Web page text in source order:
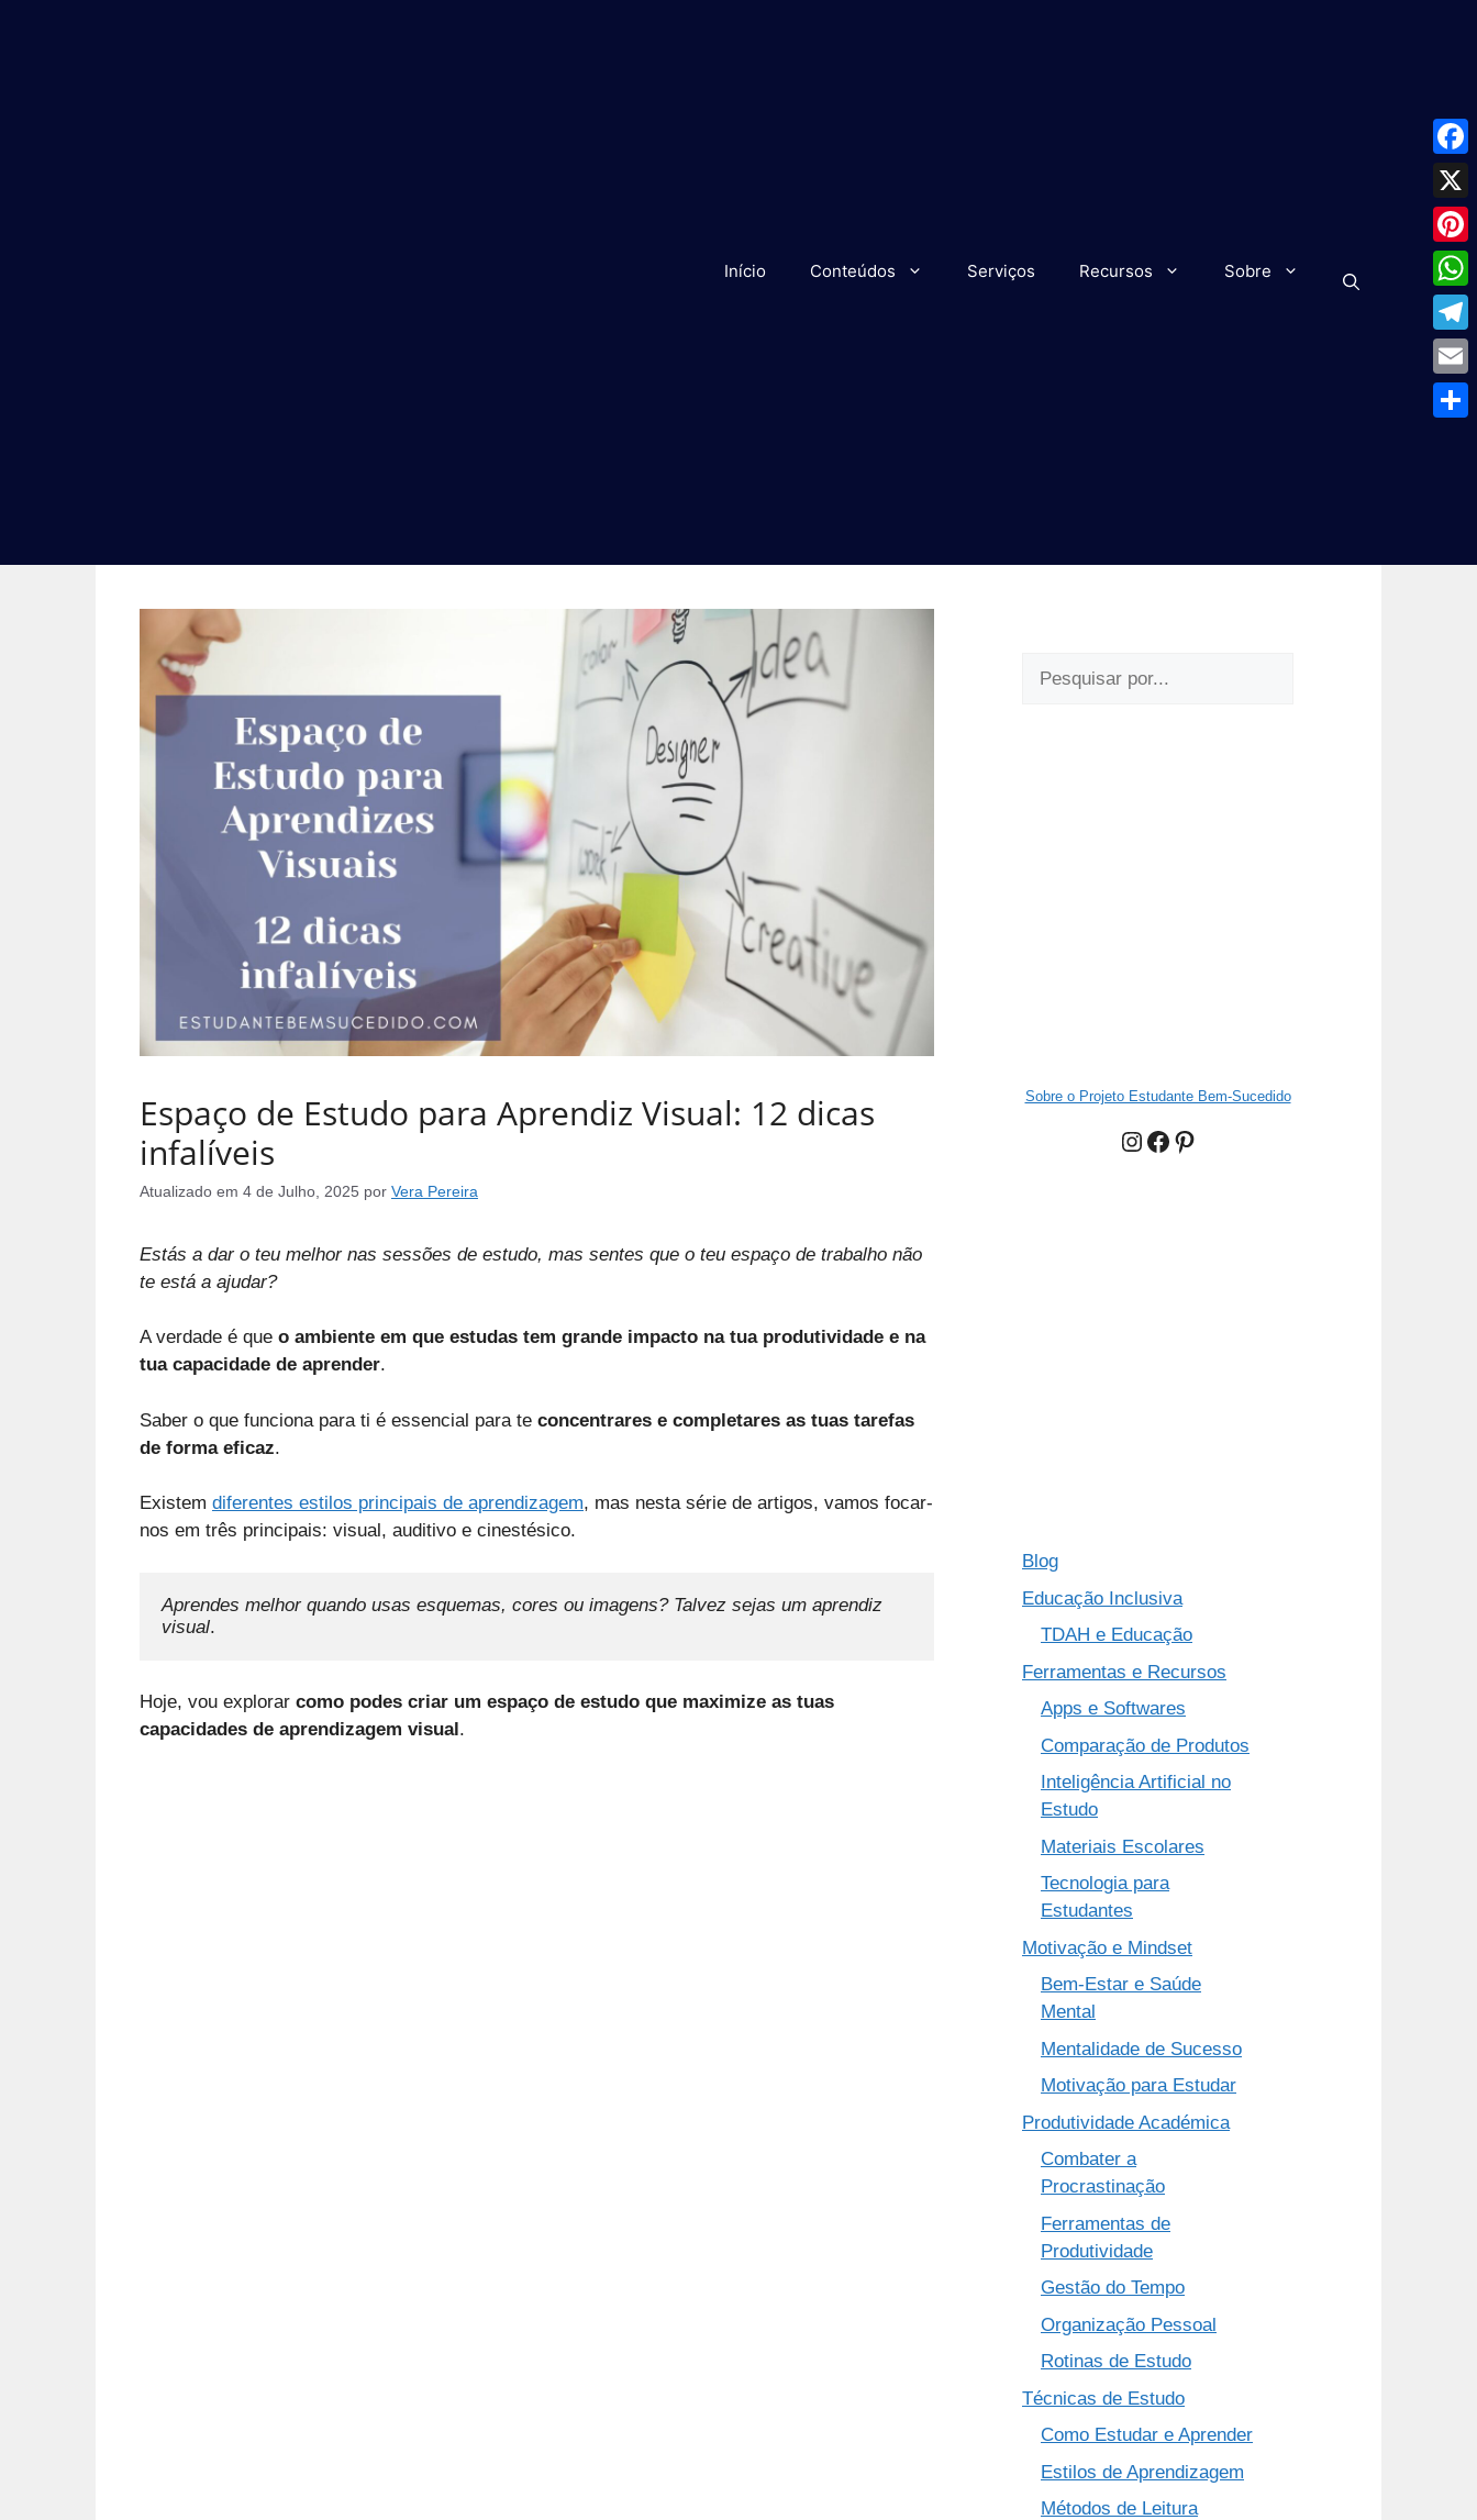
Início Conteúdos Serviços Recursos Sobre
Espaço de Estudo para Aprendiz Visual: 12 dicas
infalíveis
Atualizado em 4 de Julho, 2025 por Vera Pereira
Estás a dar o teu melhor nas sessões de estudo, mas sentes que o teu espaço de trabalho não
te está a ajudar?
A verdade é que o ambiente em que estudas tem grande impacto na tua produtividade e na
tua capacidade de aprender.
Saber o que funciona para ti é essencial para te concentrares e completares as tuas tarefas
de forma eficaz.
Existem diferentes estilos principais de aprendizagem, mas nesta série de artigos, vamos focar-
nos em três principais: visual, auditivo e cinestésico.
Aprendes melhor quando usas esquemas, cores ou imagens? Talvez sejas um aprendiz
visual.
Hoje, vou explorar como podes criar um espaço de estudo que maximize as tuas
capacidades de aprendizagem visual .
Sobre o Projeto Estudante Bem-Sucedido
Instagram
Facebook
Pinterest
Blog
Educação Inclusiva
TDAH e Educação
Ferramentas e Recursos
Apps e Softwares
Comparação de Produtos
Inteligência Artificial no
Estudo
Materiais Escolares
Tecnologia para
Estudantes
Motivação e Mindset
Bem-Estar e Saúde
Mental
Mentalidade de Sucesso
Motivação para Estudar
Produtividade Académica
Combater a
Procrastinação
Ferramentas de
Produtividade
Gestão do Tempo
Organização Pessoal
Rotinas de Estudo
Técnicas de Estudo
Como Estudar e Aprender
Estilos de Aprendizagem
Métodos de Leitura
X